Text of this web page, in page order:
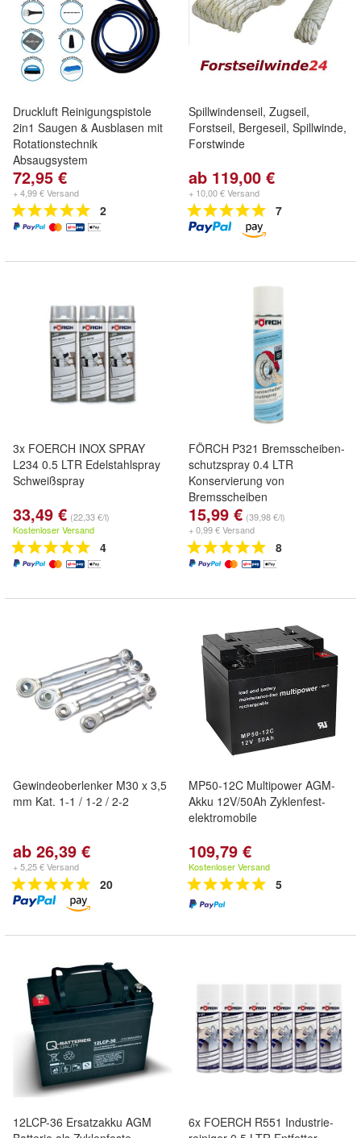
Druckluft Reinigungspistole
2in1 Saugen & Ausblasen mit
Rotationstechnik
Absaugsystem
72,95 €
+ 4,99 € Versand
2
Spillwindenseil, Zugseil,
Forstseil, Bergeseil, Spillwinde,
Forstwinde
ab 119,00 €
+ 10,00 € Versand
7
3x FOERCH INOX SPRAY
L234 0.5 LTR Edelstahlspray
Schweißspray
33,49 € (22,33 €/l)
Kostenloser Versand
4
FÖRCH P321 Bremsscheiben-
schutzspray 0.4 LTR
Konservierung von
Bremsscheiben
15,99 € (39,98 €/l)
+ 0,99 € Versand
8
Gewindeoberlenker M30 x 3,5
mm Kat. 1-1 / 1-2 / 2-2
ab 26,39 €
+ 5,25 € Versand
20
MP50-12C Multipower AGM-
Akku 12V/50Ah Zyklenfest-
elektromobile
109,79 €
Kostenloser Versand
5
12LCP-36 Ersatzakku AGM
6x FOERCH R551 Industrie-